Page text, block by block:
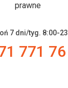
prawne
7 dni/tyg. 8:00-
771